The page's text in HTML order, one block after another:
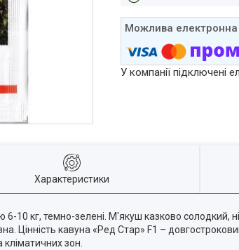
У компанії підключені
Характеристики
6-10 кг, темно-зелені. М'якуш казково солодкий,
Цінність кавуна «Ред Стар» F1 –
зон.